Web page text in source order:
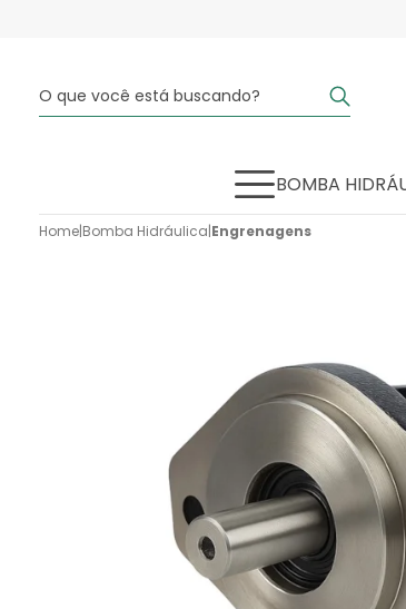
BOMBA
Home|Bomba Hidráulica|Engrenagens